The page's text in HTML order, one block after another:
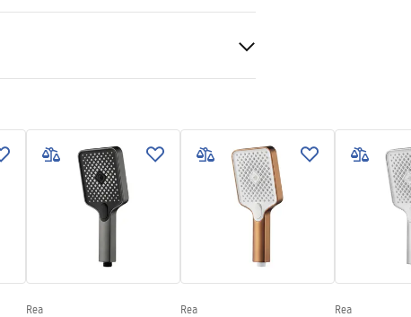
Geschroefd
Warranty_Terms_and_Conditions_
Accessories_-_24.pdf
Rea Rea Rea